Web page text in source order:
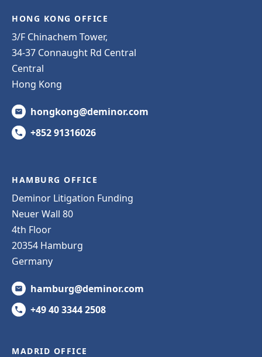
HONG KONG OFFICE
3/F Chinachem Tower,
34-37 Connaught Rd Central
Central
Hong Kong
hongkong@deminor.com
+852 91316026
HAMBURG OFFICE
Deminor Litigation Funding
Neuer Wall 80
4th Floor
20354 Hamburg
Germany
hamburg@deminor.com
+49 40 3344 2508
MADRID OFFICE